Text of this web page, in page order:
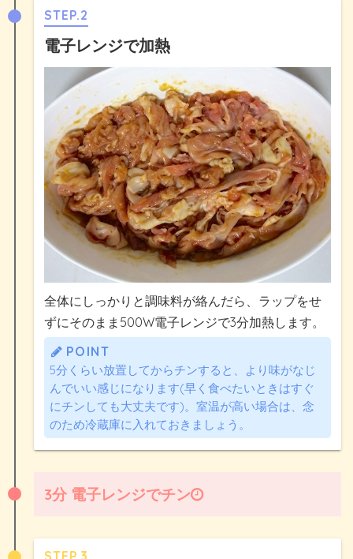
STEP.2
電子レンジで加熱
全体にしっかりと調味料が絡んだら、ラップをせ
ずにそのまま500W電子レンジで3分加熱します。
POINT
5分くらい放置してからチンすると、より味がなじ
んでいい感じになります(早く食べたいときはすぐ
にチンしても大丈夫です)。室温が高い場合は、念
のため冷蔵庫に入れておきましょう。
3分 電子レンジでチン
STEP.3